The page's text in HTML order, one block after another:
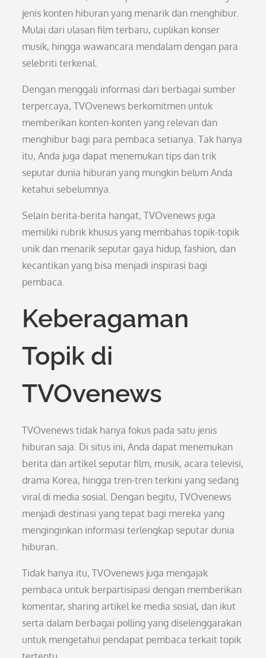
jenis konten hiburan yang menarik dan menghibur.
Mulai dari ulasan film terbaru, cuplikan konser
musik, hingga wawancara mendalam dengan para
selebriti terkenal.
Dengan menggali informasi dari berbagai sumber
terpercaya, TVOvenews berkomitmen untuk
memberikan konten-konten yang relevan dan
menghibur bagi para pembaca setianya. Tak hanya
itu, Anda juga dapat menemukan tips dan trik
seputar dunia hiburan yang mungkin belum Anda
ketahui sebelumnya.
Selain berita-berita hangat, TVOvenews juga
memiliki rubrik khusus yang membahas topik-topik
unik dan menarik seputar gaya hidup, fashion, dan
kecantikan yang bisa menjadi inspirasi bagi
pembaca.
Keberagaman
Topik di
TVOvenews
TVOvenews tidak hanya fokus pada satu jenis
hiburan saja. Di situs ini, Anda dapat menemukan
berita dan artikel seputar film, musik, acara televisi,
drama Korea, hingga tren-tren terkini yang sedang
viral di media sosial. Dengan begitu, TVOvenews
menjadi destinasi yang tepat bagi mereka yang
menginginkan informasi terlengkap seputar dunia
hiburan.
Tidak hanya itu, TVOvenews juga mengajak
pembaca untuk berpartisipasi dengan memberikan
komentar, sharing artikel ke media sosial, dan ikut
serta dalam berbagai polling yang diselenggarakan
untuk mengetahui pendapat pembaca terkait topik